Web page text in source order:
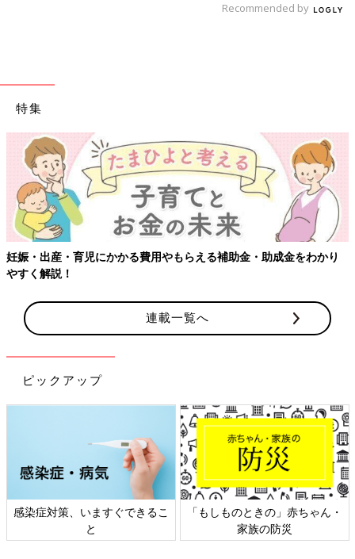
Recommended by
特集
かり
【ワクチン接種できるものも】妊婦の感染症対策、知ってお
連載一覧へ
ピックアップ
ちゃん・
日本外来小児科学会リーフレッ
六星占術 細木かおり